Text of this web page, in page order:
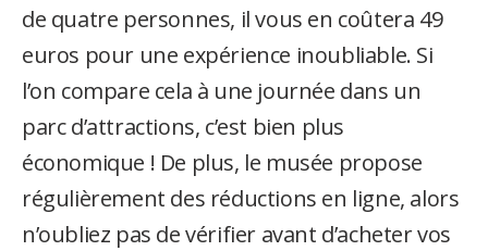
de quatre personnes, il vous en coûtera 49
euros pour une expérience inoubliable. Si
l’on compare cela à une journée dans un
parc d’attractions, c’est bien plus
économique ! De plus, le musée propose
régulièrement des réductions en ligne, alors
n’oubliez pas de vérifier avant d’acheter vos